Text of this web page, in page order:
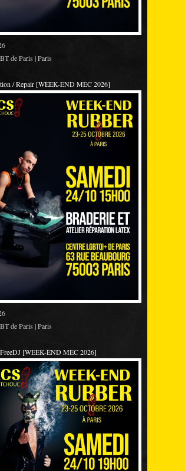
de Paris | Paris
/ Repair [WEEK-END MEC 2026]
de Paris | Paris
[WEEK-END MEC 2026]